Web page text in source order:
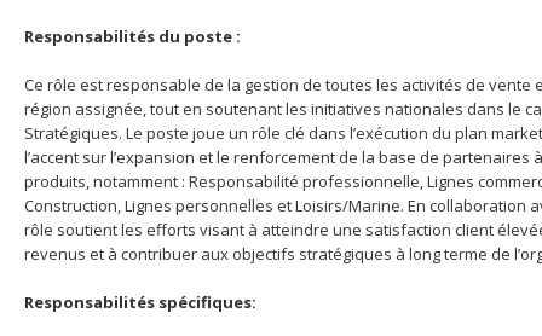
Responsabilités du poste :
Ce rôle est responsable de la gestion de toutes les activités de vente
région assignée, tout en soutenant les initiatives nationales dans le
Stratégiques. Le poste joue un rôle clé dans l’exécution du plan
l’accent sur l’expansion et le renforcement de la base de partenaires
produits, notamment : Responsabilité professionnelle, Lignes
Construction, Lignes personnelles et Loisirs/Marine. En collaboration
rôle soutient les efforts visant à atteindre une satisfaction client
revenus et à contribuer aux objectifs stratégiques à long terme de
Responsabilités spécifiques: